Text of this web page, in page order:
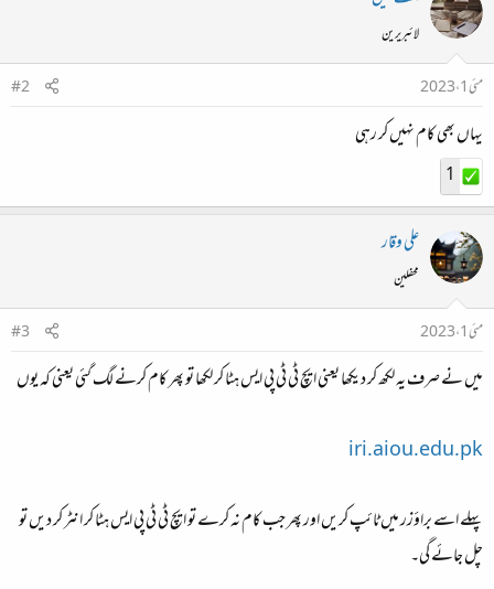
لائبریرین
مئی 1، 2023
#2
یہاں بھی کام نہیں کر رہی
1
علی وقار
محفلین
مئی 1، 2023
#3
میں نے صرف یہ لکھ کر دیکھا یعنی ایچ ٹی ٹی پی ایس ہٹا کر لکھا تو پھر کام کرنے لگ گئی یعنی کہ یوں
iri.aiou.edu.pk
پہلے اسے براؤزر میں ٹائپ کریں اور پھر جب کام نہ کرے تو ایچ ٹی ٹی پی ایس ہٹا کر انٹر کر دیں تو
چل جائے گی۔